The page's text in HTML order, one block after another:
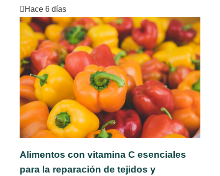
Hace 6 días
Alimentos con vitamina C esenciales
para la reparación de tejidos y